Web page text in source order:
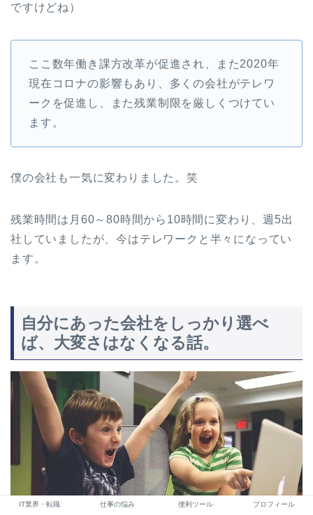
ですけどね）
ここ数年働き課方改革が促進され、また2020年
現在コロナの影響もあり、多くの会社がテレワ
ークを促進し、また残業制限を厳しくつけてい
ます。
僕の会社も一気に変わりました。笑
残業時間は月60～80時間から10時間に変わり、週5出
社していましたが、今はテレワークと半々になってい
ます。
自分にあった会社をしっかり選べ
ば、大変さはなくなる話。
IT業界・転職 仕事の悩み 便利ツール プロフィール